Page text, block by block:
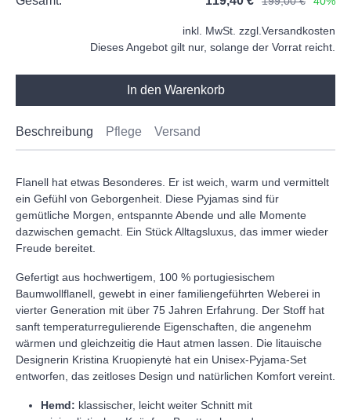
inkl. MwSt. zzgl. Versandkosten
Dieses Angebot gilt nur, solange der Vorrat reicht.
In den Warenkorb
Beschreibung Pflege Versand
Flanell hat etwas Besonderes. Er ist weich, warm und vermittelt
ein Gefühl von Geborgenheit. Diese Pyjamas sind für
gemütliche Morgen, entspannte Abende und alle Momente
dazwischen gemacht. Ein Stück Alltagsluxus, das immer wieder
Freude bereitet.
Gefertigt aus hochwertigem, 100 % portugiesischem
Baumwollflanell, gewebt in einer familiengeführten Weberei in
vierter Generation mit über 75 Jahren Erfahrung. Der Stoff hat
sanft temperaturregulierende Eigenschaften, die angenehm
wärmen und gleichzeitig die Haut atmen lassen. Die litauische
Designerin Kristina Kruopienytė hat ein Unisex-Pyjama-Set
entworfen, das zeitloses Design und natürlichen Komfort vereint.
Hemd: klassischer, leicht weiter Schnitt mit